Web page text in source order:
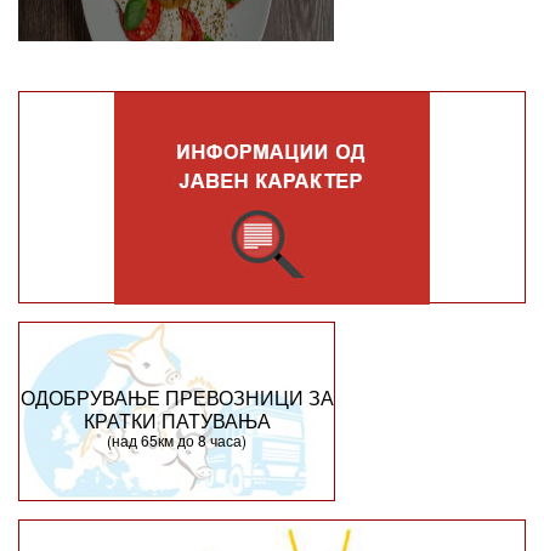
ОДОБРУВАЊЕ ПРЕВОЗНИЦИ ЗА
КРАТКИ ПАТУВАЊА
(над 65км до 8 часа)